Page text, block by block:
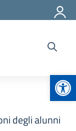
degli alunni